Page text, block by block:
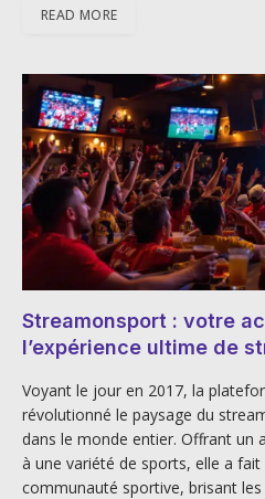
READ MORE
Streamonsport : votre
l’expérience ultime de
Voyant le jour en 2017, la
révolutionné le paysage du
dans le monde entier. Offrant un
à une variété de sports, elle a fait
communauté sportive, brisant